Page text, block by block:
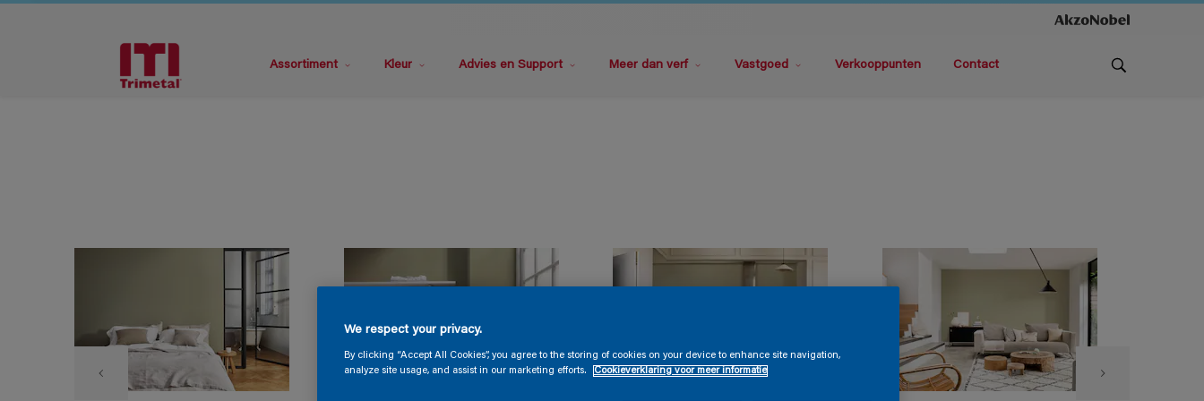
Assortiment Kleur Advies en Support Meer dan verf Vastgoed Verkooppunten Contact
We respect your privacy.
By clicking “Accept All Cookies”, you agree to the storing of cookies on your device to enhance site navigation,
analyze site usage, and assist in our marketing efforts.
Cookieverklaring voor meer informatie